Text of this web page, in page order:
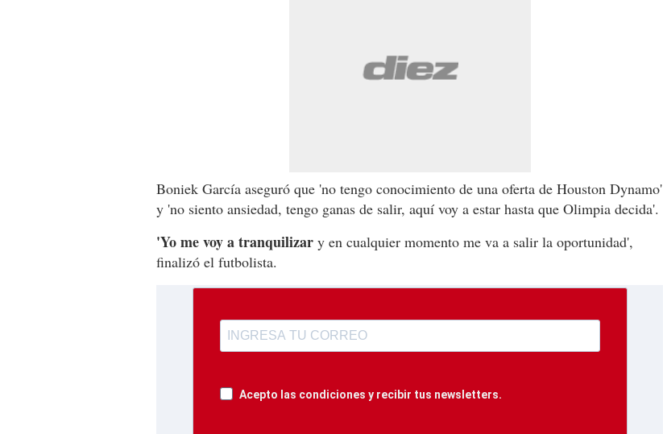
Boniek García aseguró que 'no tengo conocimiento de una oferta de Houston Dynamo'
y 'no siento ansiedad, tengo ganas de salir, aquí voy a estar hasta que Olimpia decida'.
'Yo me voy a tranquilizar y en cualquier momento me va a salir la oportunidad',
finalizó el futbolista.
Acepto las condiciones y recibir tus newsletters.